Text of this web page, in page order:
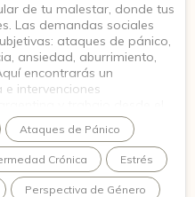
de tu malestar, donde tus
Las demandas sociales
ataques de pánico,
ansiedad, aburrimiento,
encontrarás un
intervenciones
Cuento con amplia
infancias, adolescencias,
Tengo estudios de
a las órdenes cuando
Ataques de Pánico
Crónica Estrés
Perspectiva de Género